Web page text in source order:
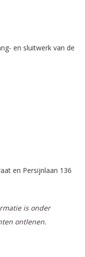
en sluitwerk van de
en Persijnlaan 136
is onder
ontlenen.